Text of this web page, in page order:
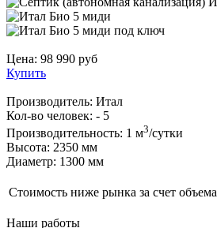
Цена: 98 990 руб
Купить
Производитель: Итал
Кол-во человек: - 5
Производительность: 1 м3/сутки
Высота: 2350 мм
Диаметр: 1300 мм
Стоимость ниже рынка за счет
Наши работы